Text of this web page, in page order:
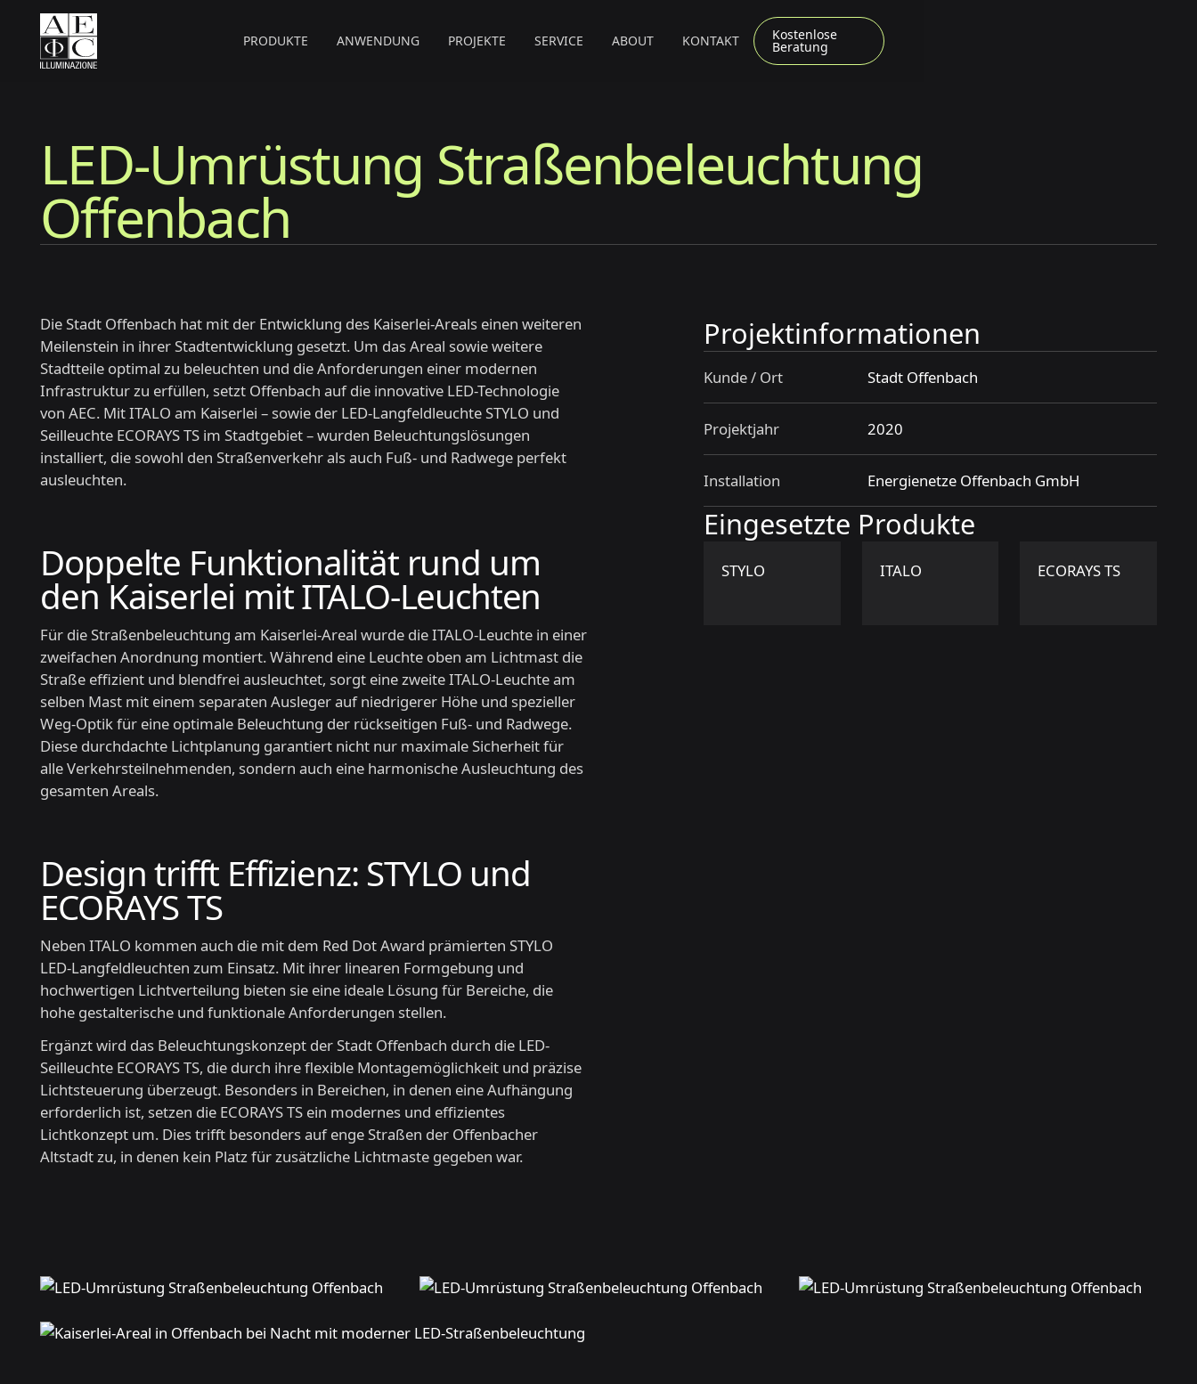
PRODUKTE ANWENDUNG PROJEKTE SERVICE ABOUT KONTAKT Kostenlose
Beratung
LED-Umrüstung Straßenbeleuchtung
Offenbach
Die Stadt Offenbach hat mit der Entwicklung des Kaiserlei-Areals einen weiteren
Meilenstein in ihrer Stadtentwicklung gesetzt. Um das Areal sowie weitere
Stadtteile optimal zu beleuchten und die Anforderungen einer modernen
Infrastruktur zu erfüllen, setzt Offenbach auf die innovative LED-Technologie
von AEC. Mit ITALO am Kaiserlei – sowie der LED-Langfeldleuchte STYLO und
Seilleuchte ECORAYS TS im Stadtgebiet – wurden Beleuchtungslösungen
installiert, die sowohl den Straßenverkehr als auch Fuß- und Radwege perfekt
ausleuchten.
Doppelte Funktionalität rund um
den Kaiserlei mit ITALO-Leuchten
Für die Straßenbeleuchtung am Kaiserlei-Areal wurde die ITALO-Leuchte in einer
zweifachen Anordnung montiert. Während eine Leuchte oben am Lichtmast die
Straße effizient und blendfrei ausleuchtet, sorgt eine zweite ITALO-Leuchte am
selben Mast mit einem separaten Ausleger auf niedrigerer Höhe und spezieller
Weg-Optik für eine optimale Beleuchtung der rückseitigen Fuß- und Radwege.
Diese durchdachte Lichtplanung garantiert nicht nur maximale Sicherheit für
alle Verkehrsteilnehmenden, sondern auch eine harmonische Ausleuchtung des
gesamten Areals.
Design trifft Effizienz: STYLO und
ECORAYS TS
Neben ITALO kommen auch die mit dem Red Dot Award prämierten STYLO
LED-Langfeldleuchten zum Einsatz. Mit ihrer linearen Formgebung und
hochwertigen Lichtverteilung bieten sie eine ideale Lösung für Bereiche, die
hohe gestalterische und funktionale Anforderungen stellen.
Ergänzt wird das Beleuchtungskonzept der Stadt Offenbach durch die LED-
Seilleuchte ECORAYS TS, die durch ihre flexible Montagemöglichkeit und präzise
Lichtsteuerung überzeugt. Besonders in Bereichen, in denen eine Aufhängung
erforderlich ist, setzen die ECORAYS TS ein modernes und effizientes
Lichtkonzept um. Dies trifft besonders auf enge Straßen der Offenbacher
Altstadt zu, in denen kein Platz für zusätzliche Lichtmaste gegeben war.
Projektinformationen
Kunde / Ort Stadt Offenbach
Projektjahr 2020
Installation Energienetze Offenbach GmbH
Eingesetzte Produkte
STYLO ITALO ECORAYS TS